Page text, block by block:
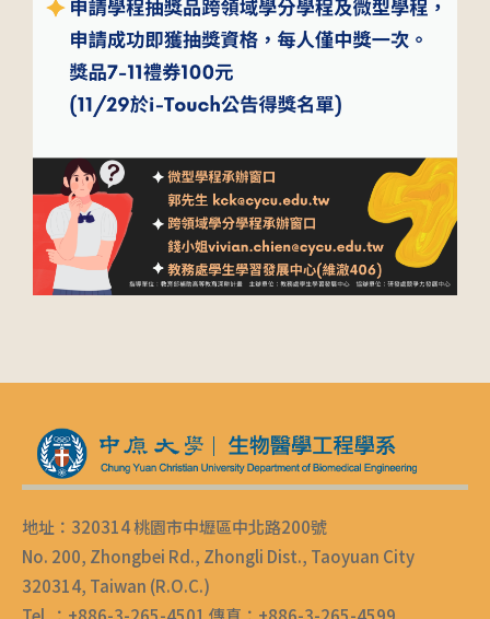
地址：320314 桃園市中壢區中北路200號
No. 200, Zhongbei Rd., Zhongli Dist., Taoyuan City
320314, Taiwan (R.O.C.)